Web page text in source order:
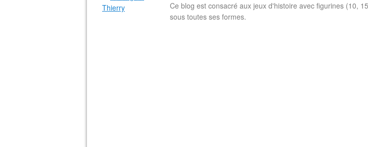
Ce blog est consacré aux jeux d'histoire avec figurines (10,
sous toutes ses formes.